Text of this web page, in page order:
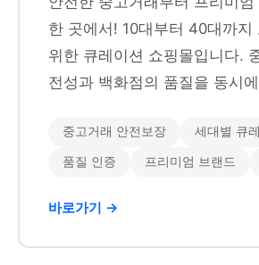
한 곳에서! 10대부터 40대까지
위한 큐레이션 쇼핑몰입니다.
전성과 백화점의 품질을 동시
중고거래 안전보장 세대별 큐
품질 인증 프리미엄 브랜드
바로가기 →